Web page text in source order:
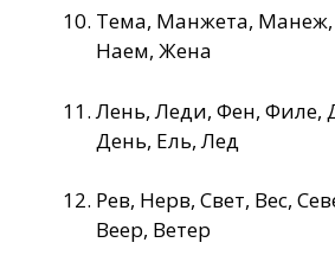
Тема, Манжета,
Наем, Жена
Лень, Леди, Фен, Филе,
День, Ель, Лед
Рев, Нерв, Свет, Вес,
Веер, Ветер